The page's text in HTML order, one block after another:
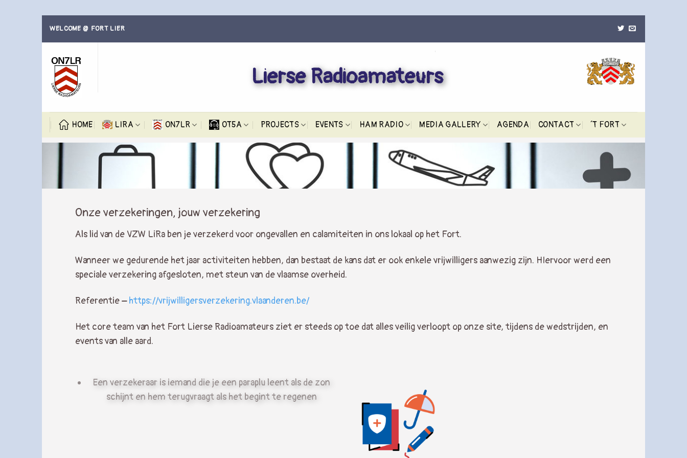
WELCOME @ FORT LIER
Lierse Radioamateurs
HOME LIRA ON7LR OT5A PROJECTS EVENTS HAM RADIO MEDIA GALLERY AGENDA CONTACT ´T FORT
Onze verzekeringen, jouw verzekering
Als lid van de VZW LiRa ben je verzekerd voor ongevallen en calamiteiten in ons lokaal op het Fort.
Wanneer we gedurende het jaar activiteiten hebben, dan bestaat de kans dat er ook enkele vrijwilligers aanwezig zijn. HIervoor werd een
speciale verzekering afgesloten, met steun van de vlaamse overheid.
Referentie –https://vrijwilligersverzekering.vlaanderen.be/
Het core team van het Fort Lierse Radioamateurs ziet er steeds op toe dat alles veilig verloopt op onze site, tijdens de wedstrijden, en
events van alle aard.
Een verzekeraar is iemand die je een paraplu leent als de zon
schijnt en hem terugvraagt als het begint te regenen